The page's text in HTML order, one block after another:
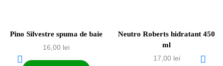
Pino Silvestre spuma de baie
16,00 lei
Neutro Roberts hidratant 450
ml
17,00 lei